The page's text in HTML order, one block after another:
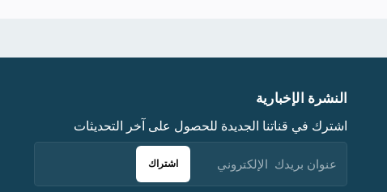
النشرة الإخبارية
اشترك في قناتنا الجديدة للحصول على آخر التحديثات
اشتراك